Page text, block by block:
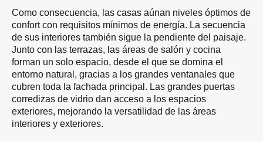
Como consecuencia, las casas aúnan niveles óptimos de
confort con requisitos mínimos de energía. La secuencia
de sus interiores también sigue la pendiente del paisaje.
Junto con las terrazas, las áreas de salón y cocina
forman un solo espacio, desde el que se domina el
entorno natural, gracias a los grandes ventanales que
cubren toda la fachada principal. Las grandes puertas
corredizas de vidrio dan acceso a los espacios
exteriores, mejorando la versatilidad de las áreas
interiores y exteriores.